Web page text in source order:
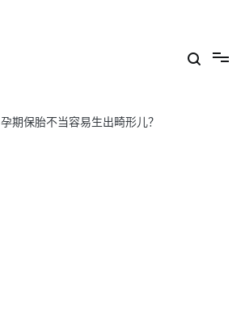
孕期保胎不当容易生出畸形儿？